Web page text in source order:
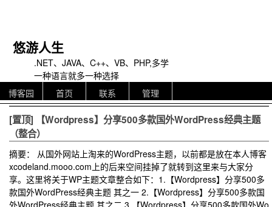
悠游人生
.NET、JAVA、C++、VB、PHP,多学
一种语言就多一种选择
博客园
首页 联系 管理
[置顶] 【Wordpress】分享500多款国外WordPress经典主题
（整合）
摘要： 从国外网站上淘来的WordPress主题，以前都是放在本人博客
xcodeland.mooo.com上的后来空间挂掉了就转到这里来与大家分
享。这里将关于WP主题文章整合如下：1.【Wordpress】分享500多
款国外WordPress经典主题 其之一 2.【Wordpress】分享500多款国
外WordPress经典主题 其之二 3.【Wordpress】分享500多款国外Wo